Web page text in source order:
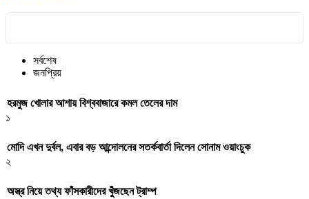
সর্বশেষ
জনপ্রিয়
হরমুজ খোলার আশায় বিশ্ববাজারে কমল তেলের দাম
১
মোদি এখন দুর্বল, এবার বড় আন্দোলনের সতর্কবার্তা দিলেন সোনাম ওয়াংচুক
২
অস্ত্র নিয়ে তথ্য ফাঁসকারীদের খুঁজছেন ট্রাম্প